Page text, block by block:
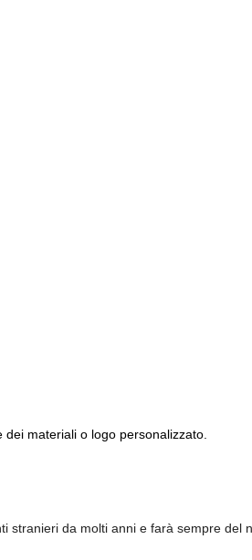
materiali o logo personalizzato.
stranieri da molti anni e farà sempre del